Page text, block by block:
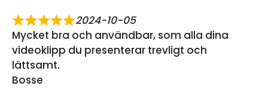
2024-10-05
Mycket bra och användbar, som alla dina
videoklipp du presenterar trevligt och
lättsamt.
Bosse